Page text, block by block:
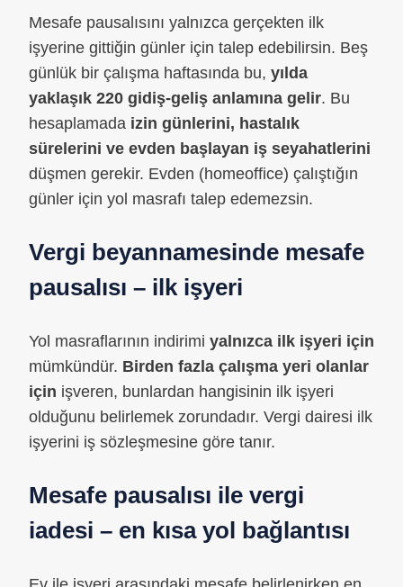
Mesafe pausalısını yalnızca gerçekten ilk
işyerine gittiğin günler için talep edebilirsin. Beş
günlük bir çalışma haftasında bu, yılda
yaklaşık 220 gidiş-geliş anlamına gelir. Bu
hesaplamada izin günlerini, hastalık
sürelerini ve evden başlayan iş seyahatlerini
düşmen gerekir. Evden (homeoffice) çalıştığın
günler için yol masrafı talep edemezsin.
Vergi beyannamesinde mesafe
pausalısı – ilk işyeri
Yol masraflarının indirimi yalnızca ilk işyeri için
mümkündür. Birden fazla çalışma yeri olanlar
için işveren, bunlardan hangisinin ilk işyeri
olduğunu belirlemek zorundadır. Vergi dairesi ilk
işyerini iş sözleşmesine göre tanır.
Mesafe pausalısı ile vergi
iadesi – en kısa yol bağlantısı